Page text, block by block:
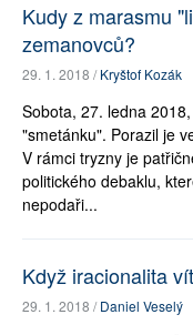
Kudy z marasmu
zemanovců?
29. 1. 2018 /Kryštof Kozák
Sobota, 27. ledna
"smetánku". Porazil je
V rámci tryzny je
politického debaklu,
nepodaři...
Když iracionalita
29. 1. 2018 /Daniel Veselý